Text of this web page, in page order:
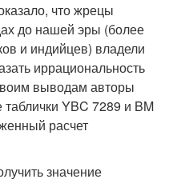
что жрецы
до нашей эры (более
и индийцев) владели
иррациональность
выводам авторы
YBC 7289 и BM
расчет
значение